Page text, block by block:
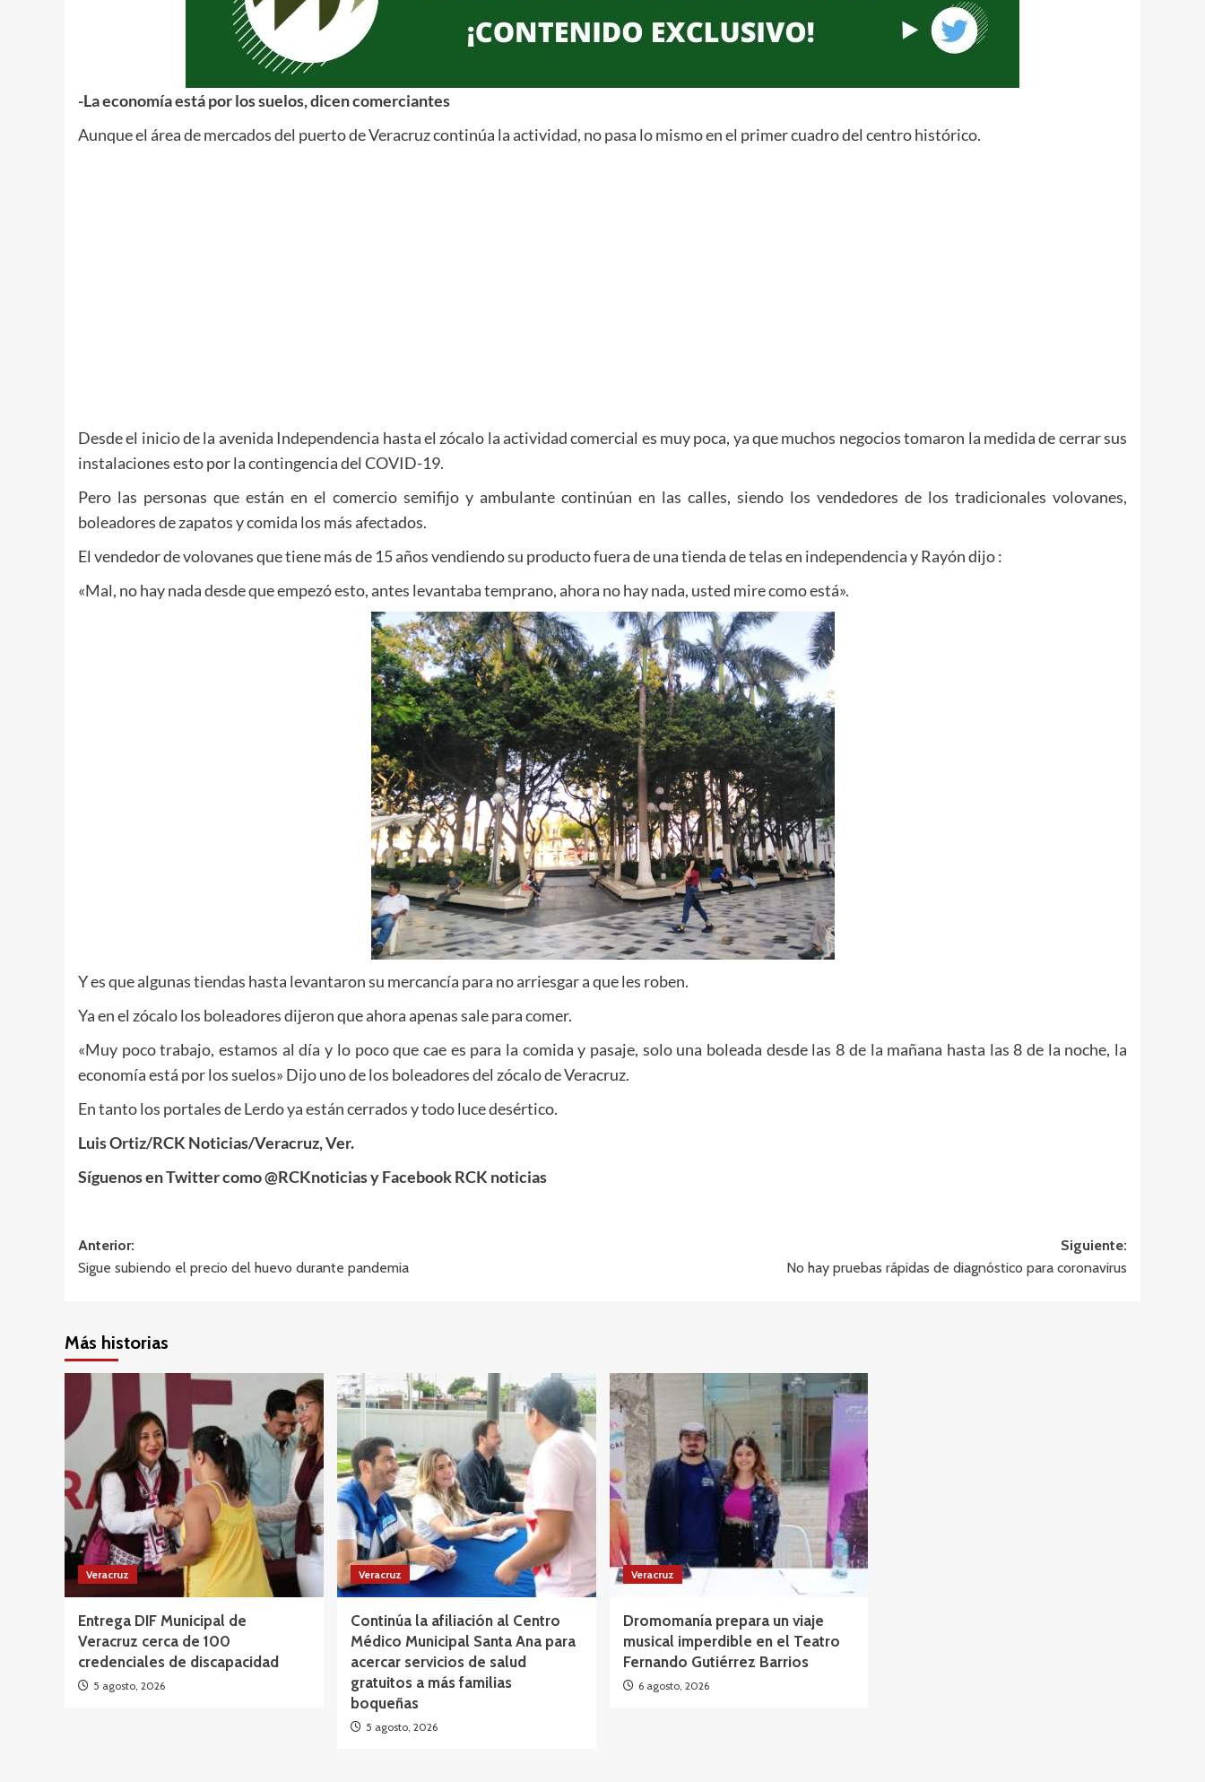
-La economía está por los suelos, dicen comerciantes
Aunque el área de mercados del puerto de Veracruz continúa la actividad, no pasa lo mismo en el primer cuadro del centro histórico.
Desde el inicio de la avenida Independencia hasta el zócalo la actividad comercial es muy poca, ya que muchos negocios tomaron la medida de cerrar sus
instalaciones esto por la contingencia del COVID-19.
Pero las personas que están en el comercio semifijo y ambulante continúan en las calles, siendo los vendedores de los tradicionales volovanes,
boleadores de zapatos y comida los más afectados.
El vendedor de volovanes que tiene más de 15 años vendiendo su producto fuera de una tienda de telas en independencia y Rayón dijo :
«Mal, no hay nada desde que empezó esto, antes levantaba temprano, ahora no hay nada, usted mire como está».
Y es que algunas tiendas hasta levantaron su mercancía para no arriesgar a que les roben.
Ya en el zócalo los boleadores dijeron que ahora apenas sale para comer.
«Muy poco trabajo, estamos al día y lo poco que cae es para la comida y pasaje, solo una boleada desde las 8 de la mañana hasta las 8 de la noche, la
economía está por los suelos» Dijo uno de los boleadores del zócalo de Veracruz.
En tanto los portales de Lerdo ya están cerrados y todo luce desértico.
Luis Ortiz/RCK Noticias/Veracruz, Ver.
Síguenos en Twitter como @RCKnoticias y Facebook RCK noticias
Navegación
de
Anterior:
Sigue subiendo el precio del huevo durante pandemia
Siguiente:
No hay pruebas rápidas de diagnóstico para coronavirus
Más historias
Veracruz
Entrega DIF Municipal de
Veracruz cerca de 100
credenciales de discapacidad
5 agosto, 2026
Veracruz
Continúa la afiliación al Centro
Médico Municipal Santa Ana para
acercar servicios de salud
gratuitos a más familias
boqueñas
5 agosto, 2026
Veracruz
Dromomanía prepara un viaje
musical imperdible en el Teatro
Fernando Gutiérrez Barrios
6 agosto, 2026